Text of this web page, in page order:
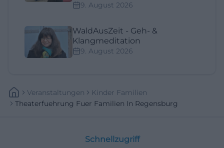
9. August 2026
WaldAusZeit - Geh- &
Klangmeditation
9. August 2026
Veranstaltungen
Kinder Familien
Theaterfuehrung Fuer Familien In Regensburg
Schnellzugriff